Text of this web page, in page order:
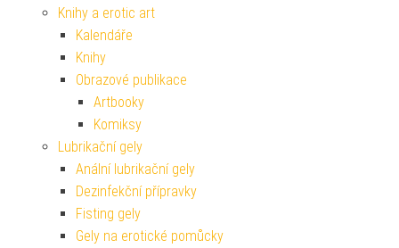
Knihy a erotic art
Kalendáře
Knihy
Obrazové publikace
Artbooky
Komiksy
Lubrikační gely
Anální lubrikační gely
Dezinfekční přípravky
Fisting gely
Gely na erotické pomůcky